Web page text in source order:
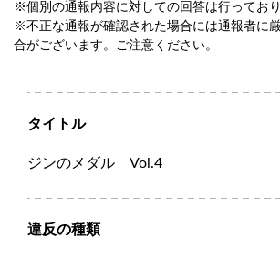
※個別の通報内容に対しての回答は行っており
※不正な通報が確認された場合には通報者に
合がございます。ご注意ください。
タイトル
ジンのメダル Vol.4
違反の種類